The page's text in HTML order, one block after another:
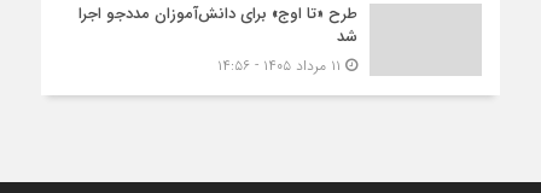
طرح «تا اوج» برای دانش‌آموزان مددجو اجرا
شد